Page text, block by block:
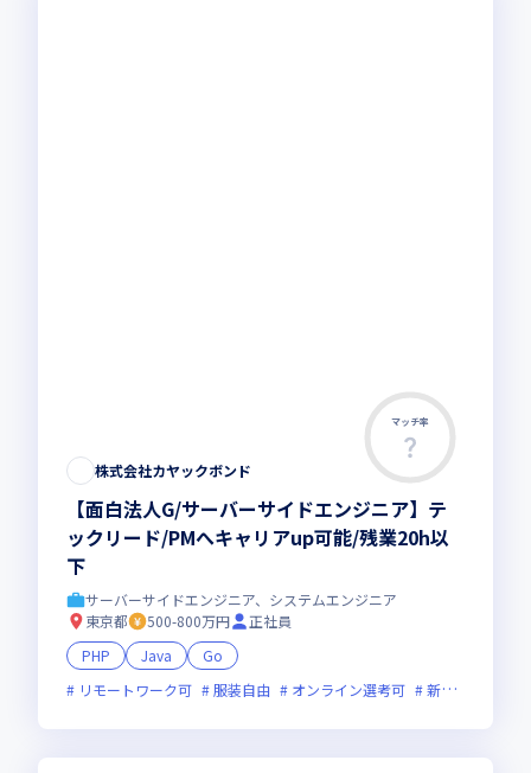
マッチ率
株式会社カヤックボンド
【面白法人G/サーバーサイドエンジニア】テ
ックリード/PMへキャリアup可能/残業20h以
下
サーバーサイドエンジニア、システムエンジニア
東京都
500-800万円
正社員
PHP
Java
Go
リモートワーク可
服装自由 オンライン選考可 新技術に積極的